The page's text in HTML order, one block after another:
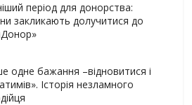
період для донорства:
закликають долучитися до
одне бажання –відновитися і
Історія незламного